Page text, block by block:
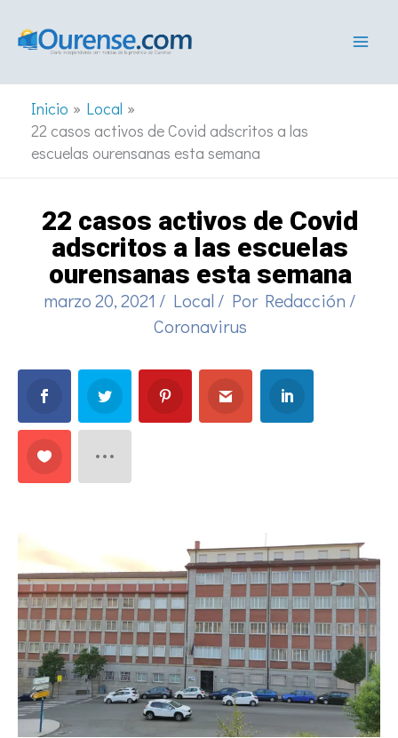
Inicio
Local
22 casos activos de Covid adscritos a las
escuelas ourensanas esta semana
22 casos activos de Covid
adscritos a las escuelas
ourensanas esta semana
marzo 20, 2021 / Local / Por Redacción /
Coronavirus